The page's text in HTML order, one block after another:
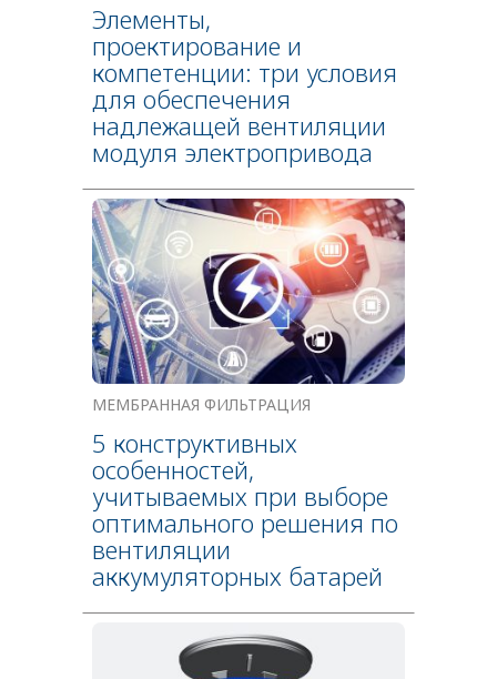
Элементы,
проектирование и
компетенции: три условия
для обеспечения
надлежащей вентиляции
модуля электропривода
МЕМБРАННАЯ ФИЛЬТРАЦИЯ
5 конструктивных
особенностей,
учитываемых при выборе
оптимального решения по
вентиляции
аккумуляторных батарей